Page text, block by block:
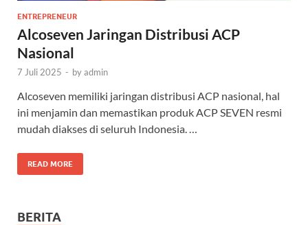
ENTREPRENEUR
Alcoseven Jaringan Distribusi ACP
Nasional
7 Juli 2025 - byadmin
Alcoseven memiliki jaringan distribusi ACP nasional, hal
ini menjamin dan memastikan produk ACP SEVEN resmi
mudah diakses di seluruh Indonesia. …
READ MORE
BERITA